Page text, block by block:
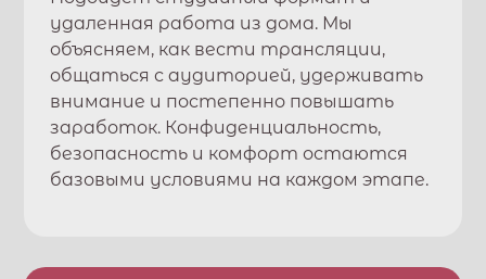
удаленная работа из дома. Мы
объясняем, как вести трансляции,
общаться с аудиторией, удерживать
внимание и постепенно повышать
заработок. Конфиденциальность,
безопасность и комфорт остаются
базовыми условиями на каждом этапе.